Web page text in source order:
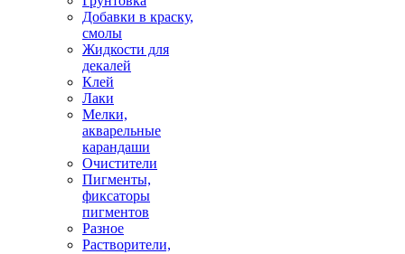
Добавки в краску,
смолы
Жидкости для
декалей
Клей
Лаки
Мелки,
акварельные
карандаши
Очистители
Пигменты,
фиксаторы
пигментов
Разное
Растворители,